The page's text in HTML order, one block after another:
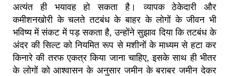
अत्यंत ही भयावह हो सकता है। व्यापक ठेकेदारी और
कमीशनखोरी के चलते तटबंध के बाहर के लोगों के जीवन भी
भविष्य में संकट में पड़ सकता है, उन्होंने सुझाव दिया कि तटबंध के
अंदर की सिल्ट को नियमित रूप से मशीनों के माध्यम से हटा कर
किनारे की तरफ एकत्र किया जाना चाहिए, इसके साथ ही भीतर
के लोगों को आश्वासन के अनुसार जमीन के बराबर जमीन देकर